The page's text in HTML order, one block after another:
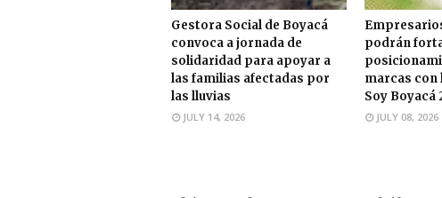
Gestora Social de Boyacá
convoca a jornada de
solidaridad para apoyar a
las familias afectadas por
las lluvias
JULY 14, 2026
podrán
marcas con
Soy Boyacá
JULY 08, 2026